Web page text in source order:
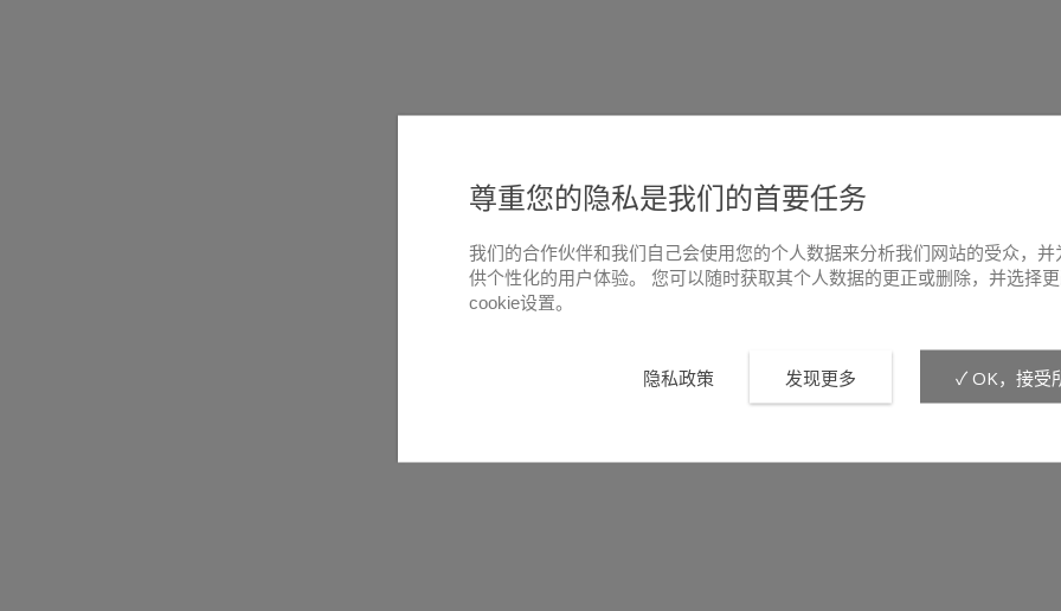
尊重您的隐私是我们的首要任务
我们的合作伙伴和我们自己会使用您的个人数据来分析我们网站的受众，并
供个性化的用户体验。 您可以随时获取其个人数据的更正或删除，并选择
cookie设置。
隐私政策 发现更多 ✓ OK，接受